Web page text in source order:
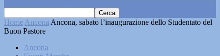
Home Ancona Ancona, sabato l’inaugurazione dello Studentato del
Buon Pastore
Ancona